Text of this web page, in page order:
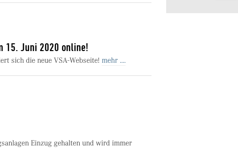
15. Juni 2020 online!
sich die neue VSA-Webseite! mehr ....
Einzug gehalten und wird immer